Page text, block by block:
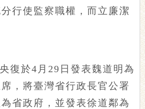
行使監察職權，而立廉潔
復於4月29日發表魏道明為
，將臺灣省行政長官公署
省政府，並發表徐道鄰為